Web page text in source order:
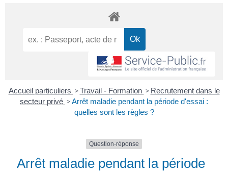
Accueil particuliers > Travail - Formation > Recrutement dans le
secteur privé >Arrêt maladie pendant la période d'essai :
quelles sont les règles ?
Question-réponse
Arrêt maladie pendant la période